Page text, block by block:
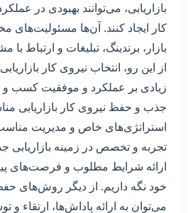
بازاریابی، می‌توانند بهبودی در
کار ایجاد کنند. آن‌ها مسئولیت‌های
بازار، برندینگ، تبلیغات و ارتباط با
از این رو، انتخاب نیروی کار
زیادی بر عملکرد و موفقیت کسب و
جذب و حفظ نیروی کار بازاریابی
استراتژی‌های خاص و مدیریت مناسب
تجربه و تخصص در زمینه
ارائه شرایط مطلوب و فرصت‌های
خود نگه داریم. از دیگر روش‌های حفظ
می‌توان به ارائه پاداش‌ها، ارتقاء و